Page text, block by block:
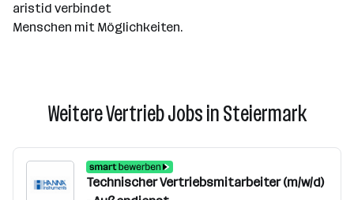
aristid verbindet
Menschen mit Möglichkeiten.
Weitere Vertrieb Jobs in Steiermark
Technischer Vertriebsmitarbeiter (m/w/d)